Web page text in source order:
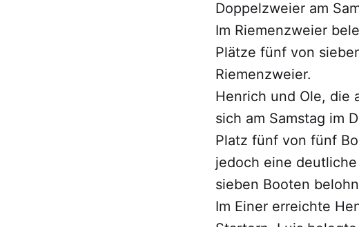
Doppelzweier am
Im Riemenzweier
Plätze fünf von
Riemenzweier.
Henrich und Ole, die
sich am Samstag im
Platz fünf von fünf
jedoch eine
sieben Booten
Im Einer erreichte